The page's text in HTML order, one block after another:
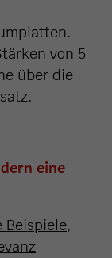
von 5
über die
eine
Beispiele,